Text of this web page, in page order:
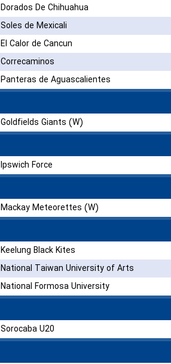
Dorados De Chihuahua
Soles de Mexicali
El Calor de Cancun
Correcaminos
Panteras de Aguascalientes
Goldfields Giants (W)
Ipswich Force
Mackay Meteorettes (W)
Keelung Black Kites
National Taiwan University of Arts
National Formosa University
Sorocaba U20